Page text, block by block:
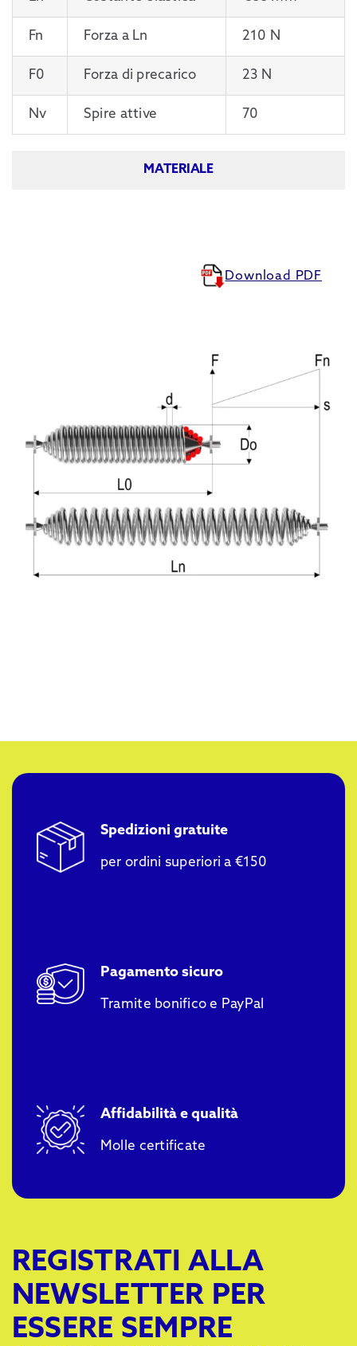
Fn Forza a Ln 210 N
F0 Forza di precarico 23 N
Nv Spire attive 70
MATERIALE
Download PDF
Spedizioni gratuite
per ordini superiori a €150
Pagamento sicuro
Tramite bonifico e PayPal
Affidabilità e qualità
Molle certificate
REGISTRATI ALLA
NEWSLETTER PER
ESSERE SEMPRE